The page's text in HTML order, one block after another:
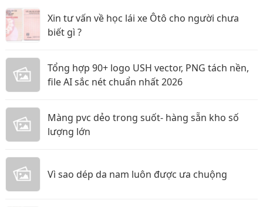
Xin tư vấn về học lái xe Ôtô cho người chưa
biết gì ?
Tổng hợp 90+ logo USH vector, PNG tách nền,
file AI sắc nét chuẩn nhất 2026
Màng pvc dẻo trong suốt- hàng sẵn kho số
lượng lớn
Vì sao dép da nam luôn được ưa chuộng